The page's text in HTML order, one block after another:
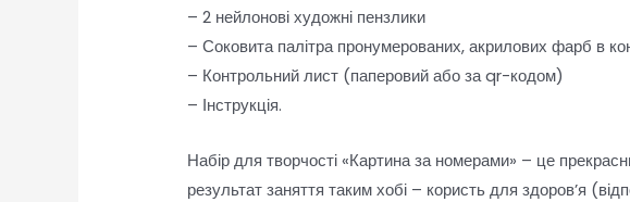
– 2 нейлонові художні пензлики
– Соковита палітра пронумерованих, акрилових фарб в
– Контрольний лист (паперовий або за qr-кодом)
– Інструкція.
Набір для творчості «Картина за номерами» – це
результат заняття таким хобі – користь для здоров’я